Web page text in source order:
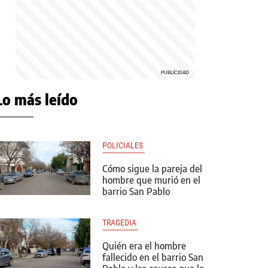
más leído
POLICIALES
Cómo sigue la pareja del
hombre que murió en el
barrio San Pablo
TRAGEDIA
Quién era el hombre
fallecido en el barrio San